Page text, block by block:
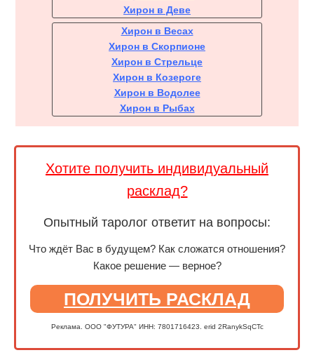
Хирон в Деве
Хирон в Весах
Хирон в Скорпионе
Хирон в Стрельце
Хирон в Козероге
Хирон в Водолее
Хирон в Рыбах
Хотите получить индивидуальный
расклад?
Опытный таролог ответит на вопросы:
Что ждёт Вас в будущем? Как сложатся отношения?
Какое решение — верное?
ПОЛУЧИТЬ РАСКЛАД
Реклама. ООО "ФУТУРА" ИНН: 7801716423. erid 2RanykSqCTc